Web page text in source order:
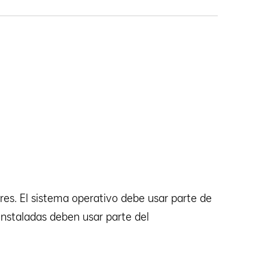
El sistema operativo debe usar parte de
deben usar parte del